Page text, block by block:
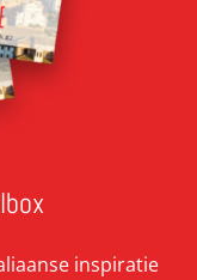
inspiratie